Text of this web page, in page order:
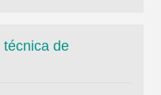
técnica de